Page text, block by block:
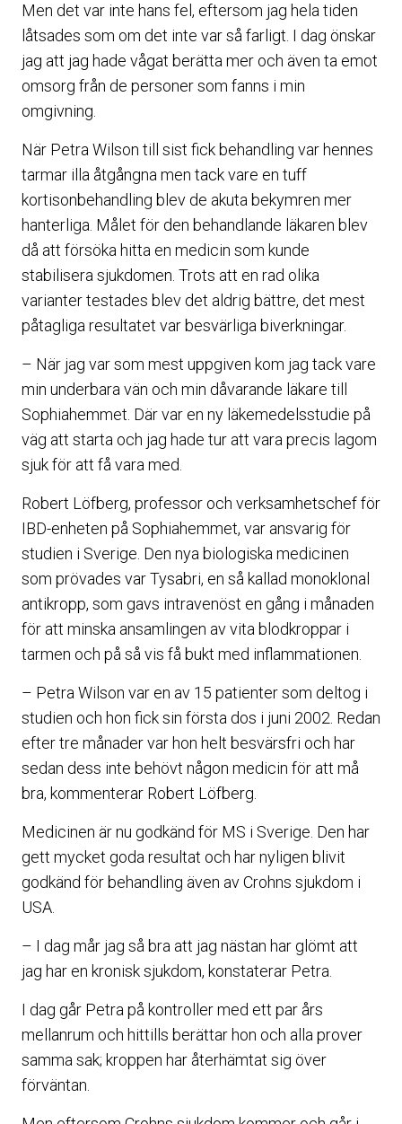
Men det var inte hans fel, eftersom jag hela tiden
låtsades som om det inte var så farligt. I dag önskar
jag att jag hade vågat berätta mer och även ta emot
omsorg från de personer som fanns i min
omgivning.
När Petra Wilson till sist fick behandling var hennes
tarmar illa åtgångna men tack vare en tuff
kortisonbehandling blev de akuta bekymren mer
hanterliga. Målet för den behandlande läkaren blev
då att försöka hitta en medicin som kunde
stabilisera sjukdomen. Trots att en rad olika
varianter testades blev det aldrig bättre, det mest
påtagliga resultatet var besvärliga biverkningar.
– När jag var som mest uppgiven kom jag tack vare
min underbara vän och min dåvarande läkare till
Sophiahemmet. Där var en ny läkemedelsstudie på
väg att starta och jag hade tur att vara precis lagom
sjuk för att få vara med.
Robert Löfberg, professor och verksamhetschef för
IBD-enheten på Sophiahemmet, var ansvarig för
studien i Sverige. Den nya biologiska medicinen
som prövades var Tysabri, en så kallad monoklonal
antikropp, som gavs intravenöst en gång i månaden
för att minska ansamlingen av vita blodkroppar i
tarmen och på så vis få bukt med inflammationen.
– Petra Wilson var en av 15 patienter som deltog i
studien och hon fick sin första dos i juni 2002. Redan
efter tre månader var hon helt besvärsfri och har
sedan dess inte behövt någon medicin för att må
bra, kommenterar Robert Löfberg.
Medicinen är nu godkänd för MS i Sverige. Den har
gett mycket goda resultat och har nyligen blivit
godkänd för behandling även av Crohns sjukdom i
USA.
– I dag mår jag så bra att jag nästan har glömt att
jag har en kronisk sjukdom, konstaterar Petra.
I dag går Petra på kontroller med ett par års
mellanrum och hittills berättar hon och alla prover
samma sak; kroppen har återhämtat sig över
förväntan.